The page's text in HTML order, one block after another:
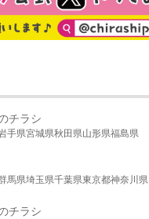
チラシ
手県宮城県秋田県山形県福島県
馬県埼玉県千葉県東京都神奈川県
チラシ